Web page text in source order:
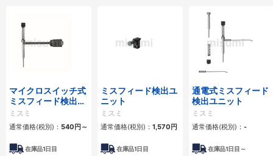
マイクロスイッチ式
ミスフィード検出ユ
ニット 溝加工タイ
プ
ミスミ
通常価格(税別)： 540円～
在庫品1日目
ミスフィード検出ユ
ニット
ミスミ
通常価格(税別)： 1,570円
在庫品1日目
通電式ミスフィード
検出ユニット
ミスミ
通常価格(税別)： -
在庫品1日目～